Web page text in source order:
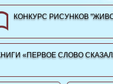
КОНКУРС РИСУНКОВ
«ПЕРВОЕ СЛОВО